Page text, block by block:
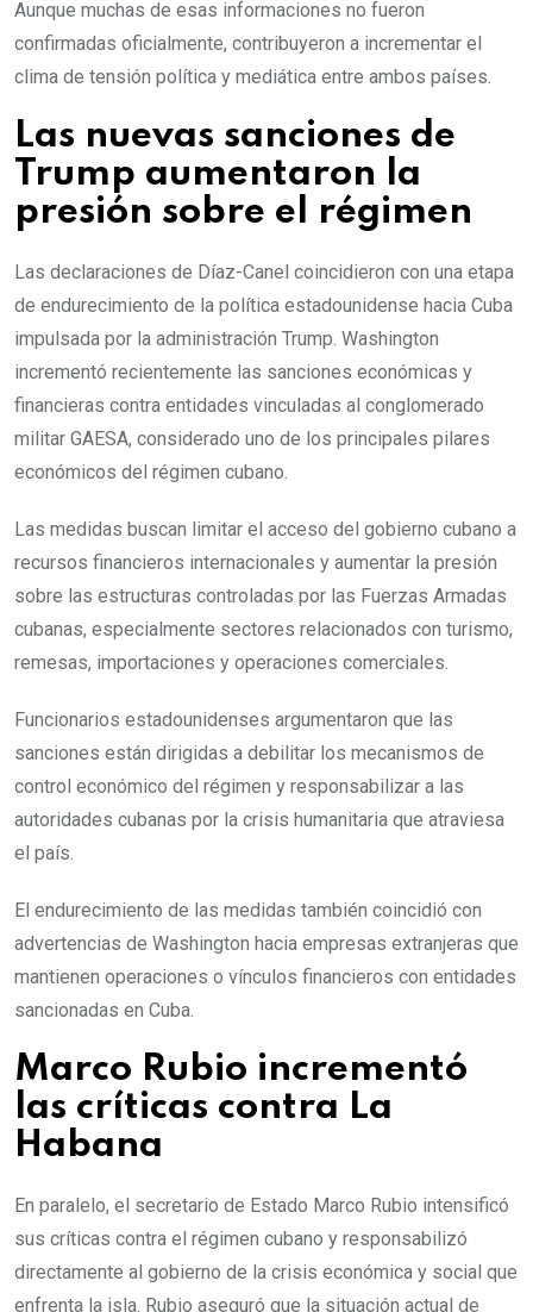
Aunque muchas de esas informaciones no fueron
confirmadas oficialmente, contribuyeron a incrementar el
clima de tensión política y mediática entre ambos países.
Las nuevas sanciones de
Trump aumentaron la
presión sobre el régimen
Las declaraciones de Díaz-Canel coincidieron con una etapa
de endurecimiento de la política estadounidense hacia Cuba
impulsada por la administración Trump. Washington
incrementó recientemente las sanciones económicas y
financieras contra entidades vinculadas al conglomerado
militar GAESA, considerado uno de los principales pilares
económicos del régimen cubano.
Las medidas buscan limitar el acceso del gobierno cubano a
recursos financieros internacionales y aumentar la presión
sobre las estructuras controladas por las Fuerzas Armadas
cubanas, especialmente sectores relacionados con turismo,
remesas, importaciones y operaciones comerciales.
Funcionarios estadounidenses argumentaron que las
sanciones están dirigidas a debilitar los mecanismos de
control económico del régimen y responsabilizar a las
autoridades cubanas por la crisis humanitaria que atraviesa
el país.
El endurecimiento de las medidas también coincidió con
advertencias de Washington hacia empresas extranjeras que
mantienen operaciones o vínculos financieros con entidades
sancionadas en Cuba.
Marco Rubio incrementó
las críticas contra La
Habana
En paralelo, el secretario de Estado Marco Rubio intensificó
sus críticas contra el régimen cubano y responsabilizó
directamente al gobierno de la crisis económica y social que
enfrenta la isla. Rubio aseguró que la situación actual de